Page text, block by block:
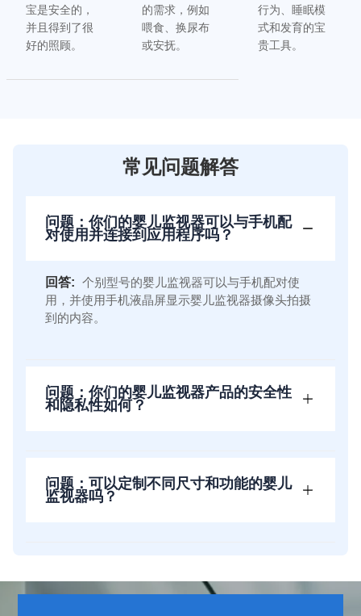
宝是安全的，
并且得到了很
好的照顾。
的需求，例如
喂食、换尿布
或安抚。
行为、睡眠模
式和发育的宝
贵工具。
常见问题解答
问题：你们的婴儿监视器可以与手机配
对使用并连接到应用程序吗？
回答: 个别型号的婴儿监视器可以与手机配对使
用，并使用手机液晶屏显示婴儿监视器摄像头拍摄
到的内容。
问题：你们的婴儿监视器产品的安全性
和隐私性如何？
问题：可以定制不同尺寸和功能的婴儿
监视器吗？